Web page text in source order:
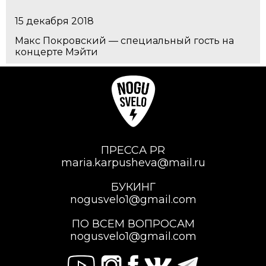
15 декабря 2018
Макс Покровский — специальный гость на
концерте Мэйти
ПРЕССА PR
maria.karpusheva@mail.ru
БУКИНГ
nogusvelo1@gmail.com
ПО ВСЕМ ВОПРОСАМ
nogusvelo1@gmail.com